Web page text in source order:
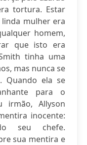
tortura. Estar
mulher era
homem,
que isto era
tinha uma
mas nunca se
Quando ela se
para o
irmão, Allyson
inocente:
seu chefe.
sua mentira e